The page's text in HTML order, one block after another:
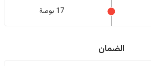
17 بوصة
الضمان